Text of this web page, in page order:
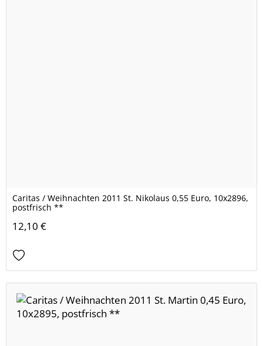
Caritas / Weihnachten 2011 St. Nikolaus 0,55 Euro, 10x2896,
postfrisch **
12,10 €